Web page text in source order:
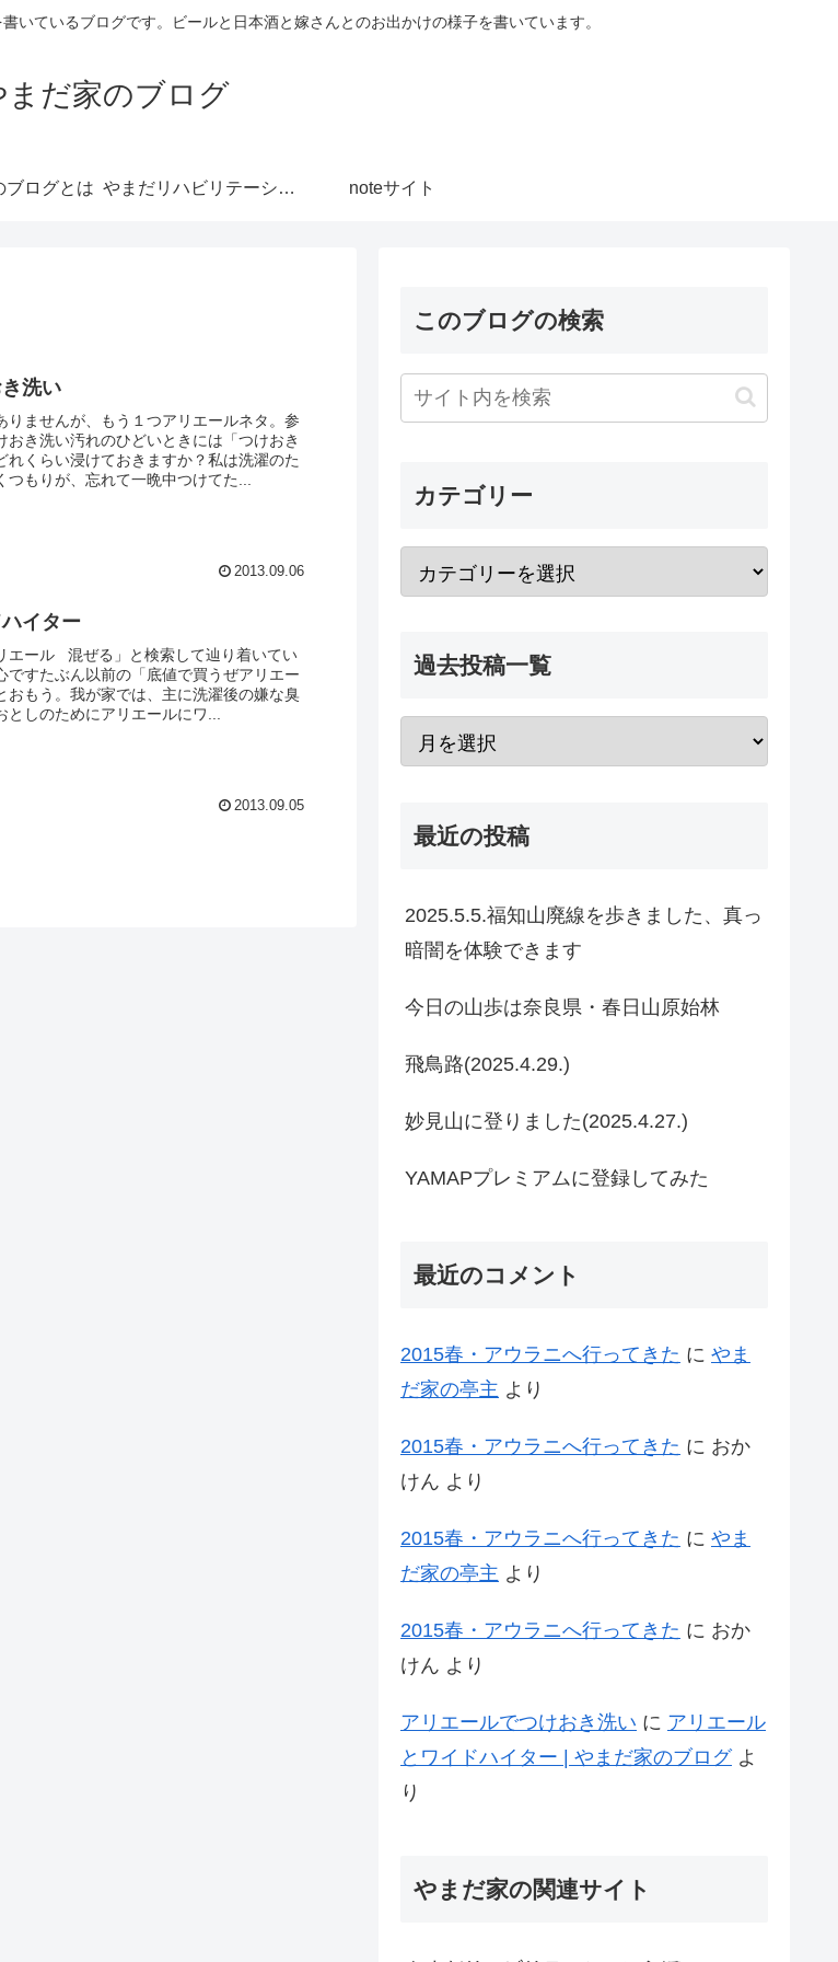
ているブログです。ビールと日本酒と嫁さんとのお出かけの様子を書いています。
まだ家のブログ
ブログとは やまだリハビリテーションらぼ noteサイト
洗い
りませんが、もう１つアリエールネタ。参
おき洗い汚れのひどいときには「つけおき
れくらい浸けておきますか？私は洗濯のた
もりが、忘れて一晩中つけてた...
2013.09.06
イター
エール 混ぜる」と検索して辿り着いてい
ですたぶん以前の「底値で買うぜアリエー
おもう。我が家では、主に洗濯後の嫌な臭
しのためにアリエールにワ...
2013.09.05
このブログの検索
カテゴリー
過去投稿一覧
最近の投稿
2025.5.5.福知山廃線を歩きました、真っ
暗闇を体験できます
今日の山歩は奈良県・春日山原始林
飛鳥路(2025.4.29.)
妙見山に登りました(2025.4.27.)
YAMAPプレミアムに登録してみた
最近のコメント
2015春・アウラニへ行ってきた に やま
だ家の亭主 より
2015春・アウラニへ行ってきた に おか
けん より
2015春・アウラニへ行ってきた に やま
だ家の亭主 より
2015春・アウラニへ行ってきた に おか
けん より
アリエールでつけおき洗い に アリエール
とワイドハイター | やまだ家のブログよ
り
やまだ家の関連サイト